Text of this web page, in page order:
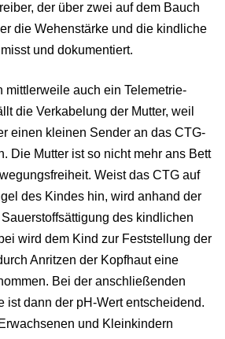
der über zwei auf dem Bauch
die Wehenstärke und die kindliche
und dokumentiert.
mittlerweile auch ein Telemetrie-
die Verkabelung der Mutter, weil
einen kleinen Sender an das CTG-
Die Mutter ist so nicht mehr ans Bett
Weist das CTG auf
des Kindes hin, wird anhand der
des kindlichen
wird dem Kind zur Feststellung der
Anritzen der Kopfhaut eine
Bei der anschließenden
ist dann der pH-Wert entscheidend.
und Kleinkindern